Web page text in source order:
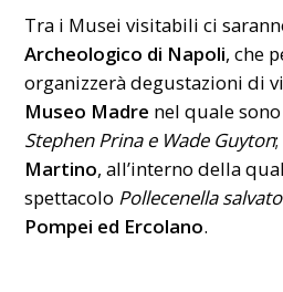
Tra i Musei visitabili ci
Archeologico di Napoli, che
organizzerà degustazioni di
Museo Madre nel quale
Stephen Prina e Wade Guyton
Martino, all’interno della
spettacolo Pollecenella
Pompei ed Ercolano.